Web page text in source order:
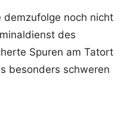
demzufolge noch nicht
des
Spuren am Tatort
besonders schweren